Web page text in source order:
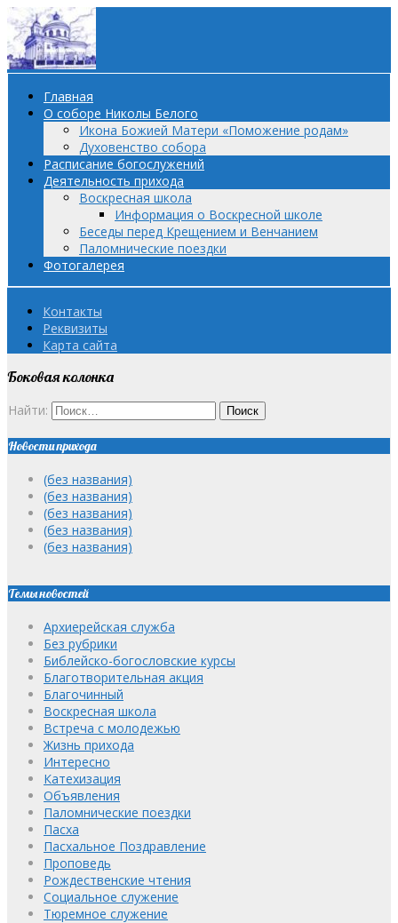
Главная
О соборе Николы Белого
Икона Божией Матери «Поможение родам»
Духовенство собора
Расписание богослужений
Деятельность прихода
Воскресная школа
Информация о Воскресной школе
Беседы перед Крещением и Венчанием
Паломнические поездки
Фотогалерея
Контакты
Реквизиты
Карта сайта
Боковая колонка
Найти:
Новости прихода
(без названия)
(без названия)
(без названия)
(без названия)
(без названия)
Темы новостей
Архиерейская служба
Без рубрики
Библейско-богословские курсы
Благотворительная акция
Благочинный
Воскресная школа
Встреча с молодежью
Жизнь прихода
Интересно
Катехизация
Объявления
Паломнические поездки
Пасха
Пасхальное Поздравление
Проповедь
Рождественские чтения
Социальное служение
Тюремное служение